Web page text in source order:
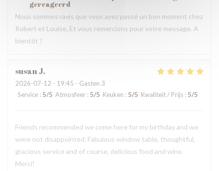
gereageerd
Nous sommes ravis que vous ayez passé un bon moment chez
Robert et Louise, Et vous remercions pour votre message. A
bientôt ?
susanJ
2026-07-12 - 19:45 - Gasten 3
Service : 5/5 Atmosfeer : 5/5 Keuken : 5/5 Kwaliteit / Prijs : 5/5
Friends recommended we come here for my birthday and we
were not disappointed. Fabulous window table, thoughtful,
gracious service and of course, delicious food and wine.
Merci!